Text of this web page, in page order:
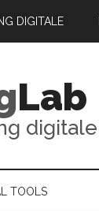
DIGITALE
Lab
digitale
TOOLS